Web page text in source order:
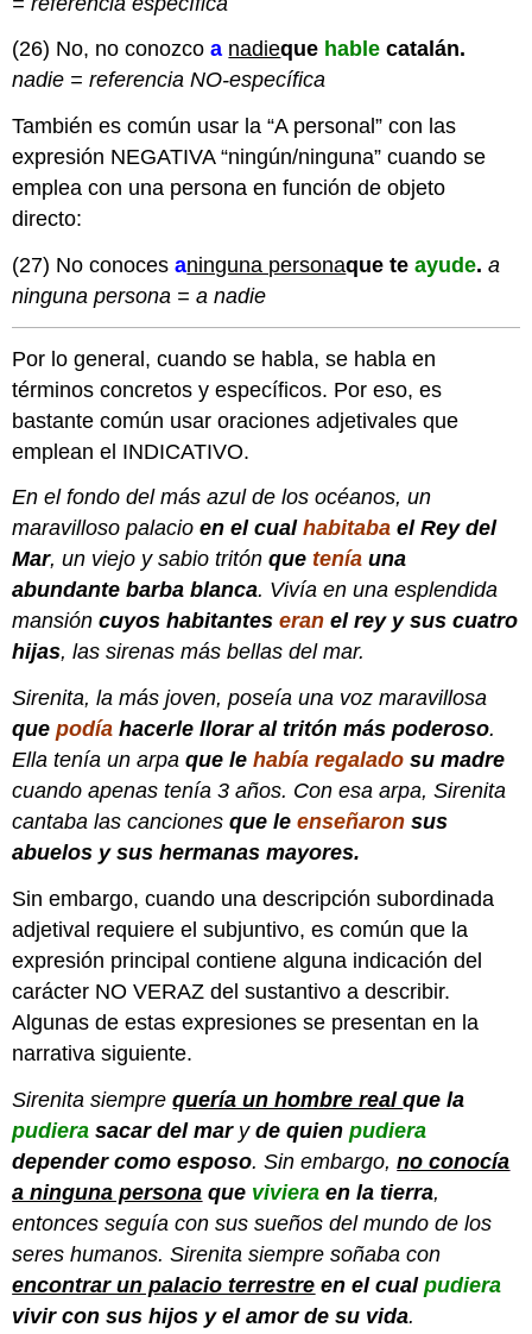
(26) No, no conozcoa nadieque hable catalán.
nadie = referencia NO-específica
También es común usar la “A personal” con las
expresión NEGATIVA “ningún/ninguna” cuando se
emplea con una persona en función de objeto
directo:
(27) No conocesaninguna personaque teayude.a
ninguna persona = a nadie
Por lo general, cuando se habla, se habla en
términos concretos y específicos. Por eso, es
bastante común usar oraciones adjetivales que
emplean el INDICATIVO.
En el fondo del más azul de los océanos, un
maravilloso palacioen el cualhabitaba el Rey del
Mar, un viejo y sabio tritónquetenía una
abundante barba blanca. Vivía en una esplendida
mansióncuyos habitanteseran el rey y sus cuatro
hijas, las sirenas más bellas del mar.
Sirenita, la más joven, poseía una voz maravillosa
quepodía hacerle llorar al tritón más poderoso.
Ella tenía un arpaque lehabía regalado su madre
cuando apenas tenía 3 años. Con esa arpa, Sirenita
cantaba las cancionesque leenseñaron sus
abuelos y sus hermanas mayores.
Sin embargo, cuando una descripción subordinada
adjetival requiere el subjuntivo, es común que la
expresión principal contiene alguna indicación del
carácter NO VERAZ del sustantivo a describir.
Algunas de estas expresiones se presentan en la
narrativa siguiente.
Sirenita siemprequería un hombre realque la
pudiera sacar del maryde quienpudiera
depender como esposo. Sin embargo,no conocía
a ninguna persona que viviera en la tierra,
entonces seguía con sus sueños del mundo de los
seres humanos. Sirenita siempre soñaba con
encontrar un palacio terrestre en el cualpudiera
vivir con sus hijos y el amor de su vida.